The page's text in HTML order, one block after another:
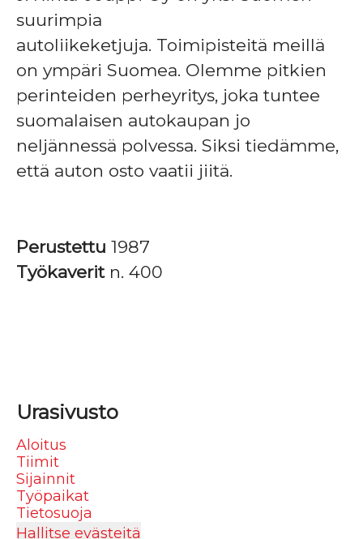
suurimpia
autoliikeketjuja. Toimipisteitä meillä
on ympäri Suomea. Olemme pitkien
perinteiden perheyritys, joka tuntee
suomalaisen autokaupan jo
neljännessä polvessa. Siksi tiedämme,
että auton osto vaatii jiitä.
Perustettu 1987
Työkaverit n. 400
Urasivusto
Aloitus
Tiimit
Sijainnit
Työpaikat
Tietosuoja
Hallitse evästeitä